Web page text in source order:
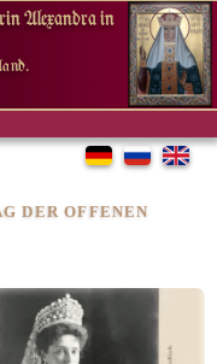
Alexandra in
DER OFFENEN